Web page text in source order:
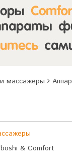
массажеры
& Comfort